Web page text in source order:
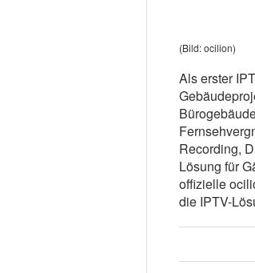
(Bild: ocilion)
Als erster
Recording,
Lösung für
offizielle
die IPTV-